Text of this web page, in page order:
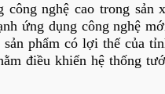
công nghệ cao trong
ứng dụng công nghệ
phẩm có lợi thế của
điều khiển hệ thống